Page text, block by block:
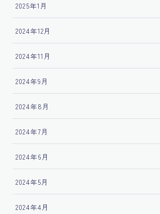
2025年1月
2024年12月
2024年11月
2024年9月
2024年8月
2024年7月
2024年6月
2024年5月
2024年4月